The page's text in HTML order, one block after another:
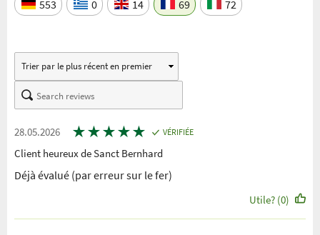
553 0 14 69 72
28.05.2026 ★★★★★ VÉRIFIÉE
Client heureux de Sanct Bernhard
Déjà évalué (par erreur sur le fer)
Utile? (0)